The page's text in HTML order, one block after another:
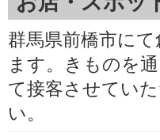
群馬県前橋市に
ます。きものを
て接客させてい
い。